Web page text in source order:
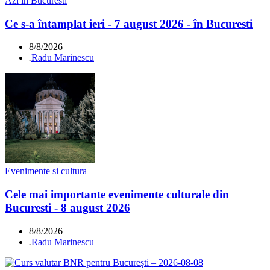
Ce s-a întamplat ieri - 7 august 2026 - în Bucuresti
8/8/2026
.Radu Marinescu
Evenimente si cultura
Cele mai importante evenimente culturale din
Bucuresti - 8 august 2026
8/8/2026
.Radu Marinescu